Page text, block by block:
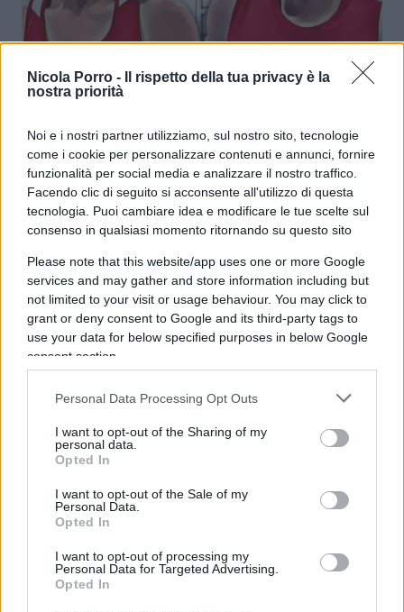
Nicola Porro -
Il rispetto della tua privacy è la
nostra priorità
Noi e i nostri partner utilizziamo, sul nostro sito, tecnologie
come i cookie per personalizzare contenuti e annunci, fornire
funzionalità per social media e analizzare il nostro traffico.
Facendo clic di seguito si acconsente all'utilizzo di questa
tecnologia. Puoi cambiare idea e modificare le tue scelte sul
consenso in qualsiasi momento ritornando su questo sito
Please note that this website/app uses one or more Google
services and may gather and store information including but
not limited to your visit or usage behaviour. You may click to
grant or deny consent to Google and its third-party tags to
use your data for below specified purposes in below Google
consent section.
Personal Data Processing Opt Outs
I want to opt-out of the Sharing of my
personal data.
Opted In
I want to opt-out of the Sale of my
Personal Data.
Opted In
I want to opt-out of processing my
Personal Data for Targeted Advertising.
Opted In
Khelif verso l’oro: ecco perché nello
sport quel cromosoma Y fa la
differenza
diFederico Punzi
7 Agosto 2024, 5:58
12.3k
Khelif e Yu-Ting, spunta il dossier
Iba: “Ecco perché vanno escluse”
di Franco Lodige
6 Agosto 2024, 14:23